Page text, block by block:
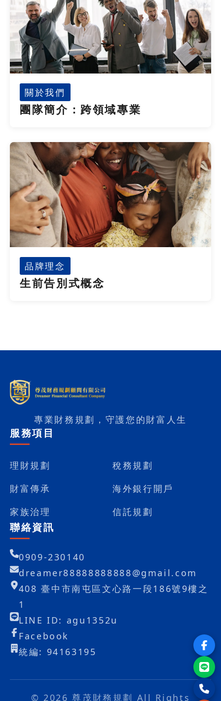
關於我們
團隊簡介：跨領域專業
品牌理念
生前告別式概念
專業財務規劃，守護您的財富人生
服務項目
理財規劃
稅務規劃
財富傳承
海外銀行開戶
家族治理
信託規劃
聯絡資訊
0909-230140
dreamer88888888888@gmail.com
408 臺中市南屯區文心路一段186號9樓之
1
LINE ID: agu1352u
Facebook
統編: 94163195
© 2026 尊茂財務規劃 All Rights